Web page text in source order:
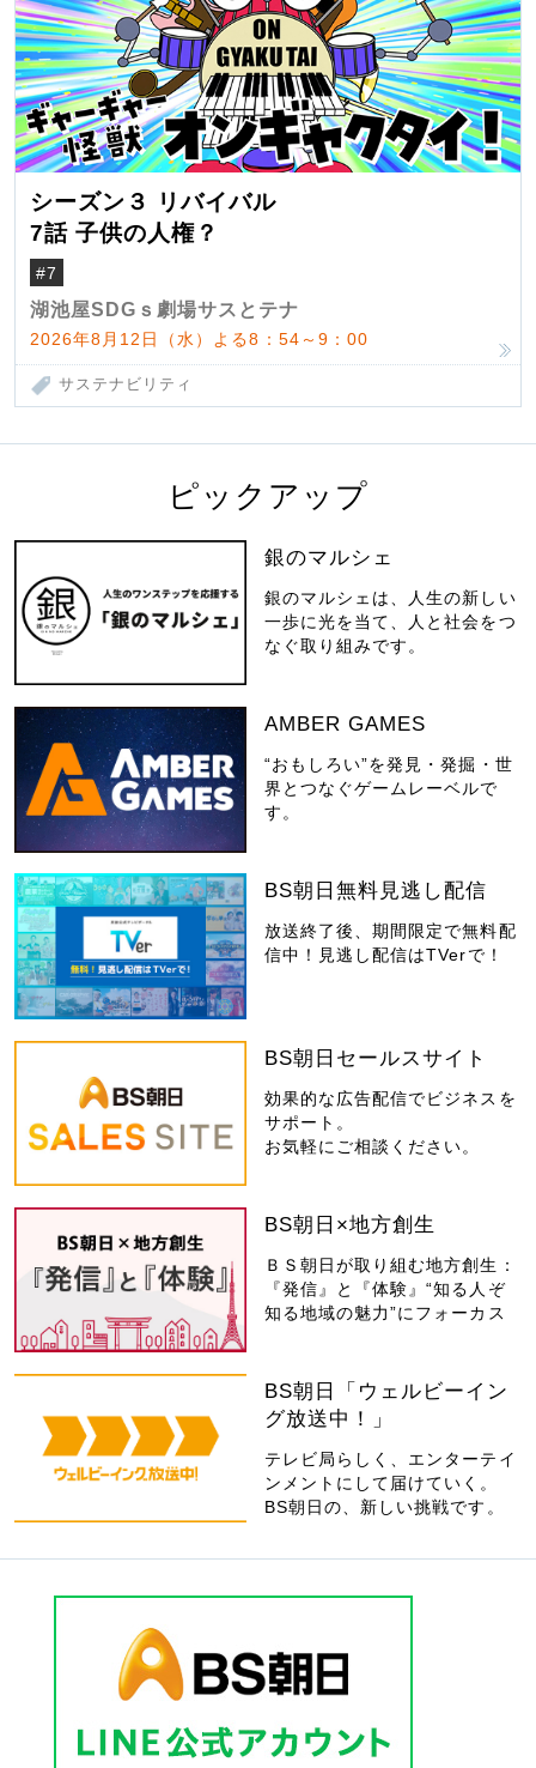
シーズン３ リバイバル
7話 子供の人権？
#7
湖池屋SDGｓ劇場サスとテナ
2026年8月12日（水）よる8：54～9：00
サステナビリティ
ピックアップ
銀のマルシェ
銀のマルシェは、人生の新しい
一歩に光を当て、人と社会をつ
なぐ取り組みです。
AMBER GAMES
“おもしろい”を発見・発掘・世
界とつなぐゲームレーベルで
す。
BS朝日無料見逃し配信
放送終了後、期間限定で無料配
信中！見逃し配信はTVerで！
BS朝日セールスサイト
効果的な広告配信でビジネスを
サポート。
お気軽にご相談ください。
BS朝日×地方創生
ＢＳ朝日が取り組む地方創生：
『発信』と『体験』“知る人ぞ
知る地域の魅力”にフォーカス
BS朝日「ウェルビーイン
グ放送中！」
テレビ局らしく、エンターテイ
ンメントにして届けていく。
BS朝日の、新しい挑戦です。